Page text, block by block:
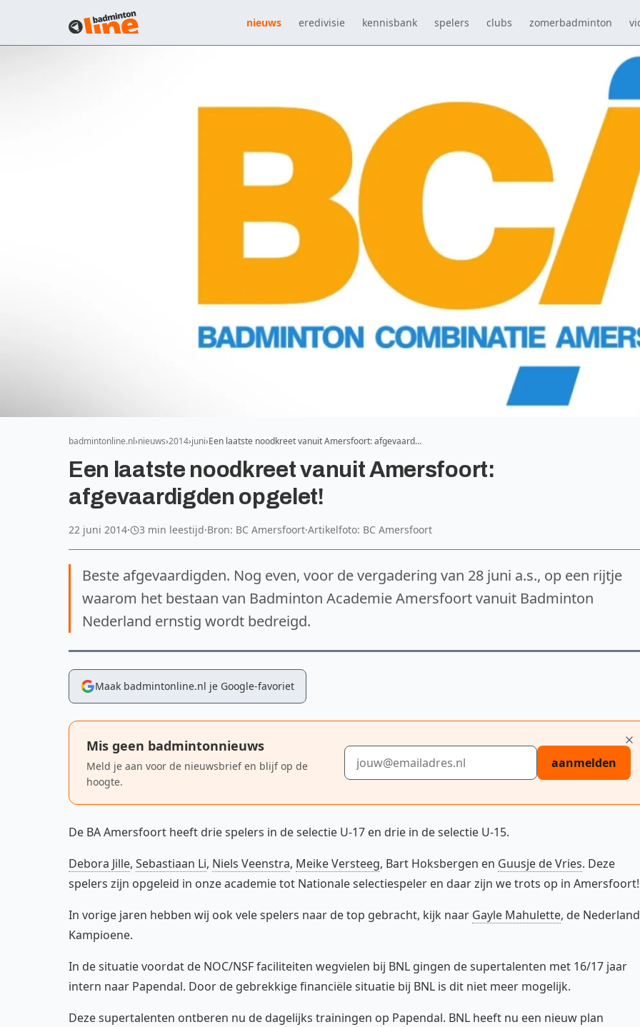
nieuws eredivisie kennisbank spelers clubs zomerbadminton
badmintonline.nl nieuws 2014 juni Een laatste noodkreet vanuit Amersfoort: afgevaard…
Een laatste noodkreet vanuit Amersfoort:
afgevaardigden opgelet!
22 juni 2014· 3 min leestijd·Bron: BC Amersfoort·Artikelfoto: BC Amersfoort
Beste afgevaardigden. Nog even, voor de vergadering van 28 juni a.s., op een rijtje
waarom het bestaan van Badminton Academie Amersfoort vanuit Badminton
Nederland ernstig wordt bedreigd.
Maak badmintonline.nl je Google-favoriet
Mis geen badmintonnieuws
Meld je aan voor de nieuwsbrief en blijf op de
hoogte.
E-mailadres
aanmelden
De BA Amersfoort heeft drie spelers in de selectie U-17 en drie in de selectie U-15.
Debora Jille, Sebastiaan Li, Niels Veenstra, Meike Versteeg, Bart Hoksbergen en Guusje de Vries. Deze
spelers zijn opgeleid in onze academie tot Nationale selectiespeler en daar zijn we trots op in Amersfoort!
In vorige jaren hebben wij ook vele spelers naar de top gebracht, kijk naar Gayle Mahulette, de
Kampioene.
In de situatie voordat de NOC/NSF faciliteiten wegvielen bij BNL gingen de supertalenten met 16/17 jaar
intern naar Papendal. Door de gebrekkige financiële situatie bij BNL is dit niet meer mogelijk.
Deze supertalenten ontberen nu de dagelijks trainingen op Papendal. BNL heeft nu een nieuw plan